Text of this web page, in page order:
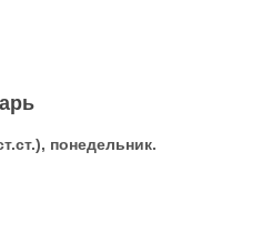
понедельник.